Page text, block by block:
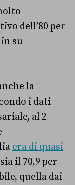
dell’80 per
su
la
i dati
al 2
era di quasi
il 70,9 per
quella dai